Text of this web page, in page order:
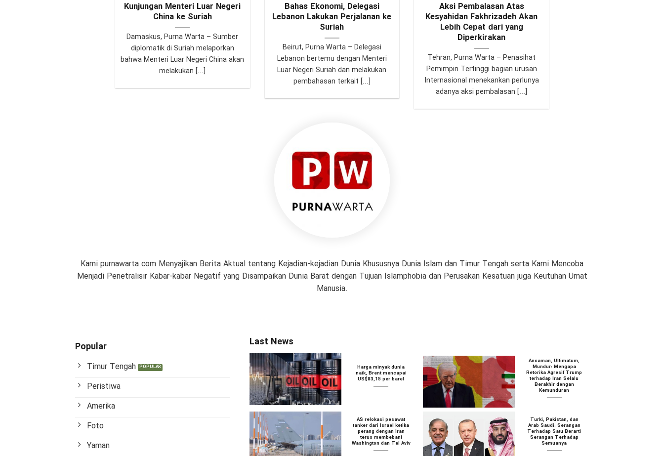
Kunjungan Menteri Luar Negeri
China ke Suriah
Damaskus, Purna Warta – Sumber
diplomatik di Suriah melaporkan
bahwa Menteri Luar Negeri China akan
melakukan [...]
Bahas Ekonomi, Delegasi
Lebanon Lakukan Perjalanan ke
Suriah
Beirut, Purna Warta – Delegasi
Lebanon bertemu dengan Menteri
Luar Negeri Suriah dan melakukan
pembahasan terkait [...]
Aksi Pembalasan Atas
Kesyahidan Fakhrizadeh Akan
Lebih Cepat dari yang
Diperkirakan
Tehran, Purna Warta – Penasihat
Pemimpin Tertinggi bagian urusan
Internasional menekankan perlunya
adanya aksi pembalasan [...]
Kami purnawarta.com Menyajikan Berita Aktual tentang Kejadian-kejadian Dunia Khususnya Dunia Islam dan Timur Tengah serta Kami Mencoba
Menjadi Penetralisir Kabar-kabar Negatif yang Disampaikan Dunia Barat dengan Tujuan Islamphobia dan Perusakan Kesatuan juga Keutuhan Umat
Manusia.
Popular
Timur Tengah
Peristiwa
Amerika
Foto
Yaman
Last News
Harga minyak dunia
naik, Brent mencapai
US$83,15 per barel
Ancaman, Ultimatum,
Mundur: Mengapa
Retorika Agresif Trump
terhadap Iran Selalu
Berakhir dengan
Kemunduran
AS relokasi pesawat
tanker dari Israel ketika
perang dengan Iran
terus membebani
Washington dan Tel Aviv
Turki, Pakistan, dan
Arab Saudi: Serangan
Terhadap Satu Berarti
Serangan Terhadap
Semuanya